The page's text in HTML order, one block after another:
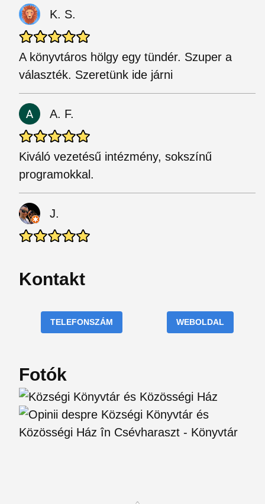
K. S.
A könyvtáros hölgy egy tündér. Szuper a
választék. Szeretünk ide járni
A. F.
Kiváló vezetésű intézmény, sokszínű
programokkal.
J.
Kontakt
TELEFONSZÁM WEBOLDAL
Fotók